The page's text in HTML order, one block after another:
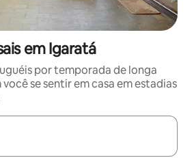
em Igaratá
por temporada de longa
se sentir em casa em estadias
estiverem disponíveis, explore-os